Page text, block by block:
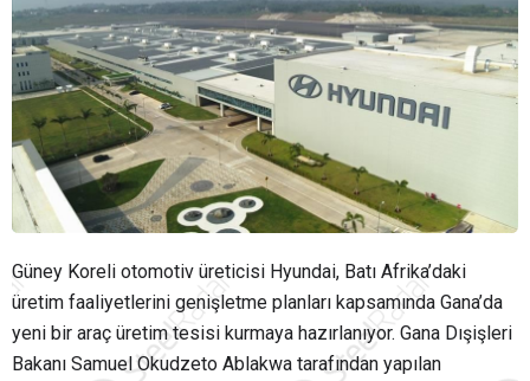
Güney Koreli otomotiv üreticisi Hyundai, Batı Afrika’daki
üretim faaliyetlerini genişletme planları kapsamında Gana’da
yeni bir araç üretim tesisi kurmaya hazırlanıyor. Gana Dışişleri
Bakanı Samuel Okudzeto Ablakwa tarafından yapılan